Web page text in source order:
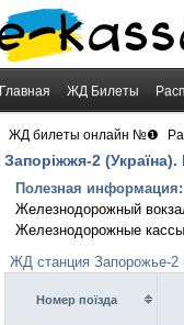
Главная ЖД Билеты
ЖД билеты онлайн №❶
Запоріжжя-2
Полезная информация:
Железнодорожный
Железнодорожные кассы
ЖД станция Запорожье-2
Номер поїзда